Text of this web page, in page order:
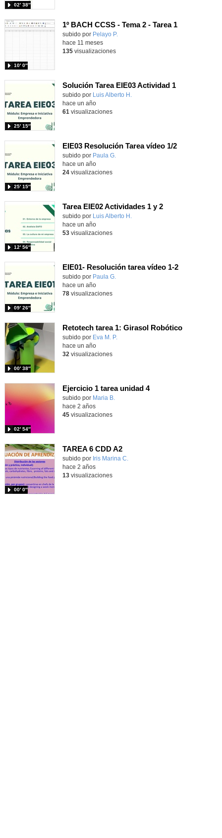
02′ 38″
1º BACH CCSS - Tema 2 - Tarea 1
Contenido educativo.
subido por Pelayo P.
10′ 0″
hace 11 meses
135visualizaciones
Solución Tarea EIE03 Actividad 1- Contenido
Contenido educativo.
subido por Luis Alberto H.
25′ 15″
hace un año
61 visualizaciones
EIE03 Resolución Tarea vídeo 1/2
Contenido educativo.
subido por Paula G.
25′ 15″
hace un año
24visualizaciones
Tarea EIE02 Actividades 1 y 2
Contenido educativo.
subido por Luis Alberto H.
12′ 56″
hace un año
53visualizaciones
EIE01- Resolución tarea vídeo 1-2
Contenido educativo.
subido por Paula G.
09′ 26″
hace un año
78visualizaciones
Retotech tarea 1: Girasol Robótico
subido por Eva M. P.
00′ 38″
hace un año
32 visualizaciones
Ejercicio 1 tarea unidad 4
Contenido educativo.
subido por Maria B.
02′ 54″
hace 2 años
45visualizaciones
TAREA 6 CDD A2
subido por Iris Marina C.
00′ 0″
hace 2 años
13visualizaciones